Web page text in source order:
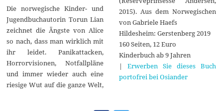
Die norwegische Kinder- und
Jugendbuchautorin Torun Lian
zeichnet die Ängste von Alice
so nach, dass man wirklich mit
ihr leidet. Panikattacken,
Horrorvisionen, Notfallpläne
und immer wieder auch eine
riesige Wut auf die ganze Welt,
2015). Aus dem Norwegischen
von Gabriele Haefs
Hildesheim: Gerstenberg 2019
160 Seiten, 12 Euro
Kinderbuch ab 9 Jahren
| Erwerben Sie dieses Buch
portofrei bei Osiander